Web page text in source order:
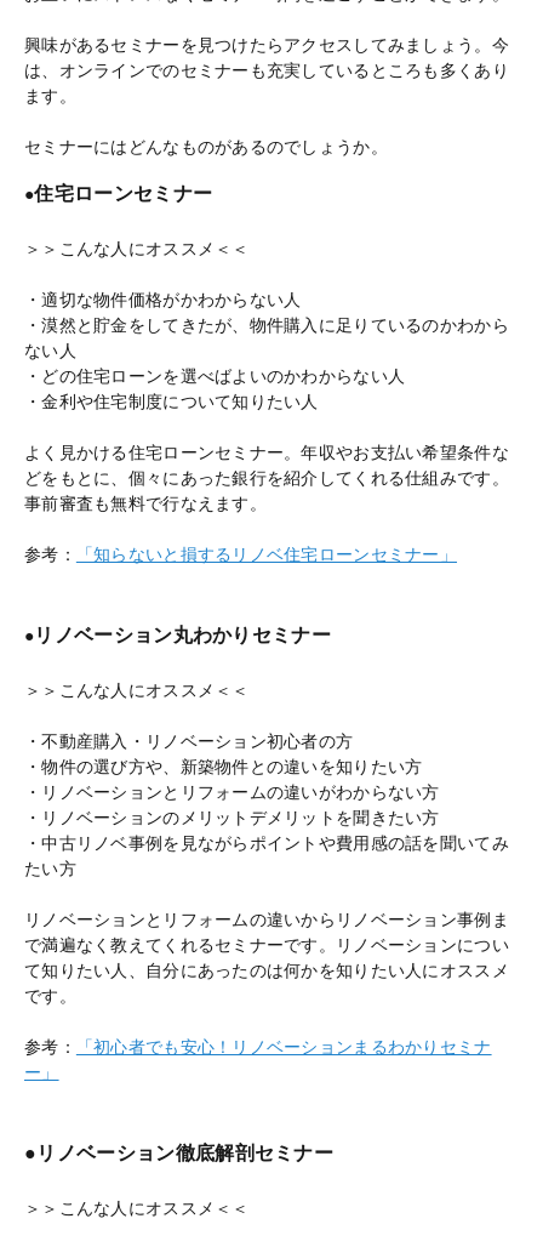
興味があるセミナーを見つけたらアクセスしてみましょう。今
は、オンラインでのセミナーも充実しているところも多くあり
ます。
セミナーにはどんなものがあるのでしょうか。
●住宅ローンセミナー
＞＞こんな人にオススメ＜＜
・適切な物件価格がかわからない人
・漠然と貯金をしてきたが、物件購入に足りているのかわから
ない人
・どの住宅ローンを選べばよいのかわからない人
・金利や住宅制度について知りたい人
よく見かける住宅ローンセミナー。年収やお支払い希望条件な
どをもとに、個々にあった銀行を紹介してくれる仕組みです。
事前審査も無料で行なえます。
参考： 「知らないと損するリノベ住宅ローンセミナー」
●リノベーション丸わかりセミナー
＞＞こんな人にオススメ＜＜
・不動産購入・リノベーション初心者の方
・物件の選び方や、新築物件との違いを知りたい方
・リノベーションとリフォームの違いがわからない方
・リノベーションのメリットデメリットを聞きたい方
・中古リノベ事例を見ながらポイントや費用感の話を聞いてみ
たい方
リノベーションとリフォームの違いからリノベーション事例ま
で満遍なく教えてくれるセミナーです。リノベーションについ
て知りたい人、自分にあったのは何かを知りたい人にオススメ
です。
参考：
「初心者でも安心！リノベーションまるわかりセミナ
ー」
●リノベーション徹底解剖セミナー
＞＞こんな人にオススメ＜＜